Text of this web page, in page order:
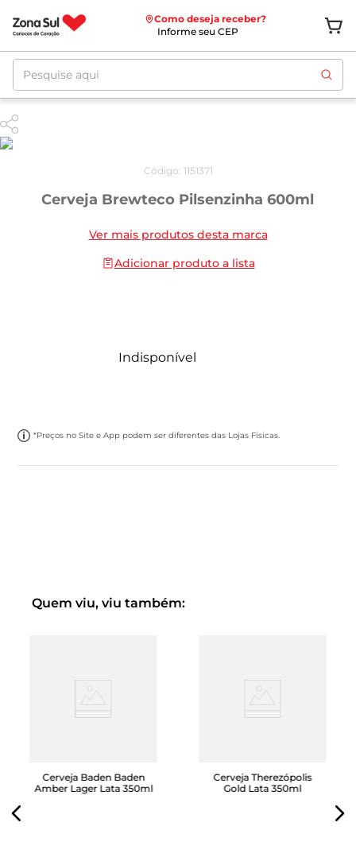
Como deseja receber?
Informe seu CEP
Pesquise aqui
Código: 1151371
Cerveja Brewteco Pilsenzinha 600ml
Ver mais produtos desta marca
Adicionar produto a lista
Indisponível
*Preços no Site e App podem ser diferentes das Lojas Físicas.
Quem viu, viu também:
Cerveja Baden Baden
Amber Lager Lata 350ml
Cerveja Therezópolis
Gold Lata 350ml